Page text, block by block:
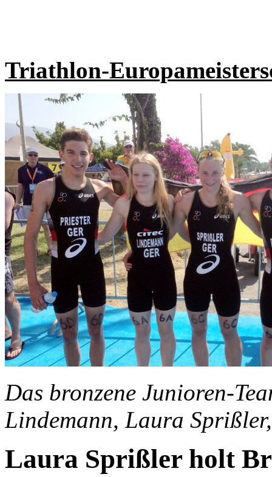
Triathlon-
Das bronzene Junioren-
Lindemann, Laura
Laura Sprißler holt